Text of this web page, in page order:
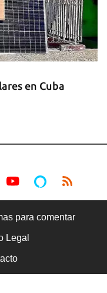
en Cuba
cerrar en La
de gas en
para comentar
Legal